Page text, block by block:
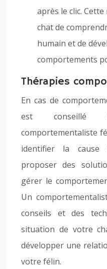
après le clic.
chat de
humain et de
comportements
Thérapies
En cas de
est conseillé
comportementaliste
identifier la
proposer des
gérer le
Un
conseils et des
situation de votre
développer une
votre félin.